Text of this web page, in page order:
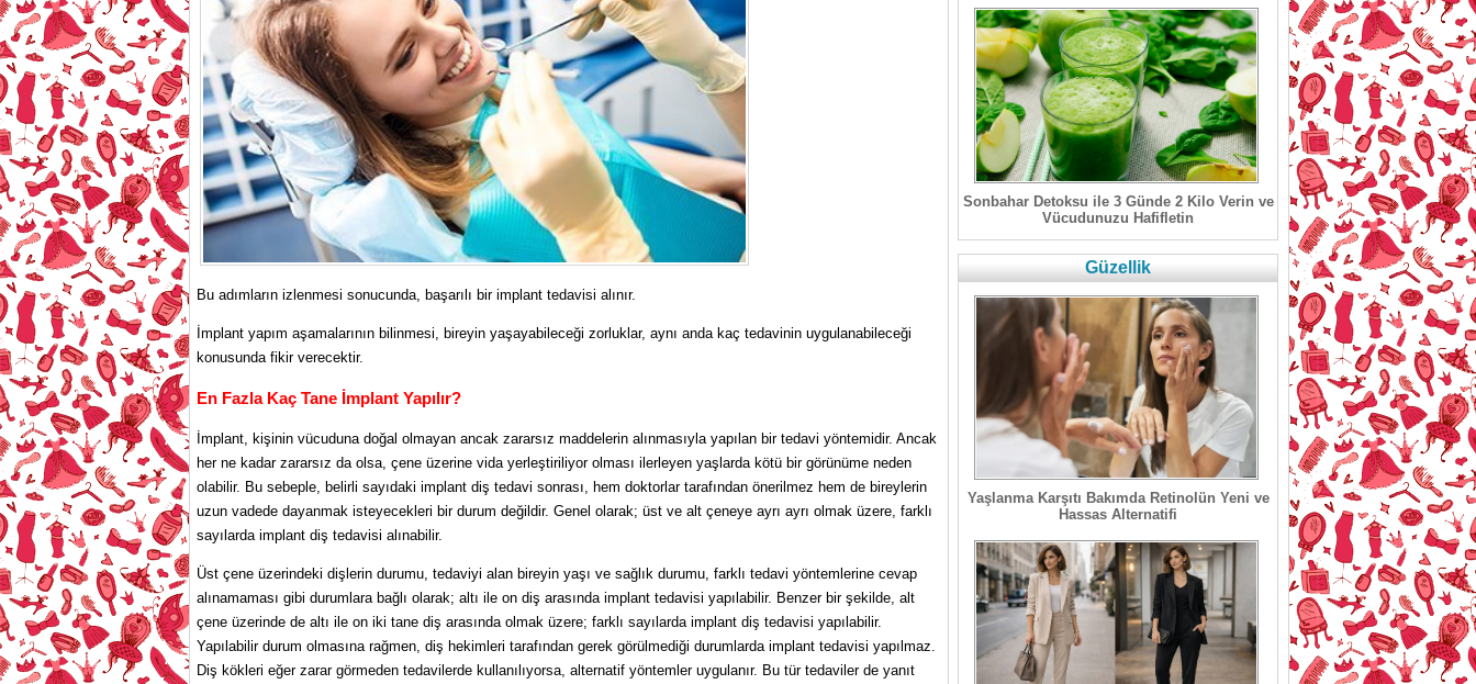
Bu adımların izlenmesi sonucunda, başarılı bir implant tedavisi alınır.
İmplant yapım aşamalarının bilinmesi, bireyin yaşayabileceği zorluklar, aynı anda kaç tedavinin uygulanabileceği
konusunda fikir verecektir.
En Fazla Kaç Tane İmplant Yapılır?
İmplant, kişinin vücuduna doğal olmayan ancak zararsız maddelerin alınmasıyla yapılan bir tedavi yöntemidir. Ancak
her ne kadar zararsız da olsa, çene üzerine vida yerleştiriliyor olması ilerleyen yaşlarda kötü bir görünüme neden
olabilir. Bu sebeple, belirli sayıdaki implant diş tedavi sonrası, hem doktorlar tarafından önerilmez hem de bireylerin
uzun vadede dayanmak isteyecekleri bir durum değildir. Genel olarak; üst ve alt çeneye ayrı ayrı olmak üzere, farklı
sayılarda implant diş tedavisi alınabilir.
Üst çene üzerindeki dişlerin durumu, tedaviyi alan bireyin yaşı ve sağlık durumu, farklı tedavi yöntemlerine cevap
alınamaması gibi durumlara bağlı olarak; altı ile on diş arasında implant tedavisi yapılabilir. Benzer bir şekilde, alt
çene üzerinde de altı ile on iki tane diş arasında olmak üzere; farklı sayılarda implant diş tedavisi yapılabilir.
Yapılabilir durum olmasına rağmen, diş hekimleri tarafından gerek görülmediği durumlarda implant tedavisi yapılmaz.
Diş kökleri eğer zarar görmeden tedavilerde kullanılıyorsa, alternatif yöntemler uygulanır. Bu tür tedaviler de yanıt
Sonbahar Detoksu ile 3 Günde 2 Kilo Verin ve
Vücudunuzu Hafifletin
Güzellik
Yaşlanma Karşıtı Bakımda Retinolün Yeni ve
Hassas Alternatifi